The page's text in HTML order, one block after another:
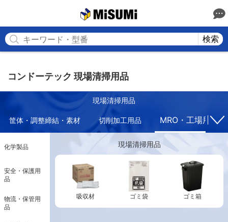
検索
コンドーテック 現場清掃用品
現場清掃用品
筐体・調整締結・素材 切削加工用品 MRO・工場用副
化学製品
安全・保護用
品
物流・保管用
品
現場清掃用品
吸収材 ゴミ袋 ゴミ箱